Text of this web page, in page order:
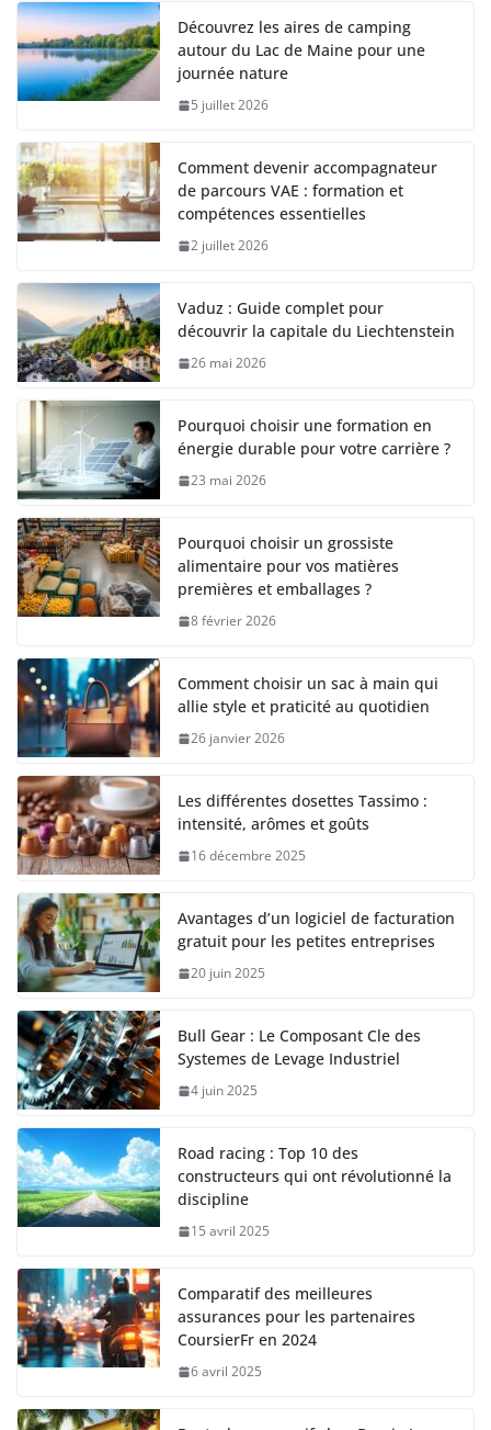
Découvrez les aires de camping
autour du Lac de Maine pour une
journée nature
5 juillet 2026
Comment devenir accompagnateur
de parcours VAE : formation et
compétences essentielles
2 juillet 2026
Vaduz : Guide complet pour
découvrir la capitale du Liechtenstein
26 mai 2026
Pourquoi choisir une formation en
énergie durable pour votre carrière ?
23 mai 2026
Pourquoi choisir un grossiste
alimentaire pour vos matières
premières et emballages ?
8 février 2026
Comment choisir un sac à main qui
allie style et praticité au quotidien
26 janvier 2026
Les différentes dosettes Tassimo :
intensité, arômes et goûts
16 décembre 2025
Avantages d’un logiciel de facturation
gratuit pour les petites entreprises
20 juin 2025
Bull Gear : Le Composant Cle des
Systemes de Levage Industriel
4 juin 2025
Road racing : Top 10 des
constructeurs qui ont révolutionné la
discipline
15 avril 2025
Comparatif des meilleures
assurances pour les partenaires
CoursierFr en 2024
6 avril 2025